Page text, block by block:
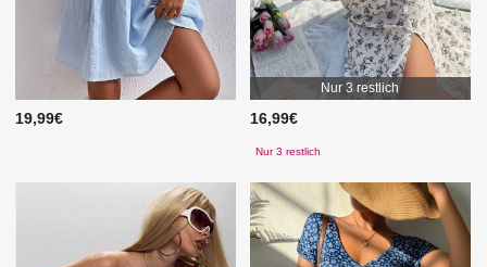
19,99€
Nur 3 restlich
16,99€
Nur 3 restlich